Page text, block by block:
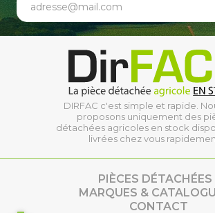
adresse@mail.com
DIRFAC c'est simple et rapide.
proposons uniquement des
détachées agricoles en stock
livrées chez vous
PIÈCES DÉTACHÉES
MARQUES &
CONTACT